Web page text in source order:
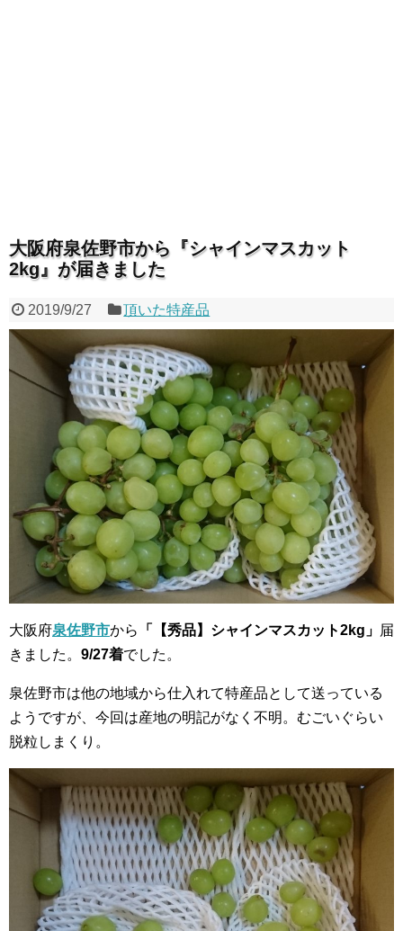
大阪府泉佐野市から『シャインマスカット
2kg』が届きました
2019/9/27 頂いた特産品
大阪府泉佐野市から 「【秀品】シャインマスカット2kg」 届
きました。 9/27着でした。
泉佐野市は他の地域から仕入れて特産品として送っている
ようですが、今回は産地の明記がなく不明。むごいぐらい
脱粒しまくり。